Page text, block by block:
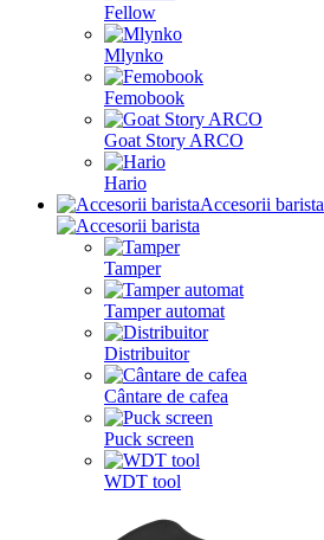
Fellow
Mlynko
Femobook
Goat Story ARCO
Hario
Accesorii barista
Tamper
Tamper automat
Distribuitor
Cântare de cafea
Puck screen
WDT tool